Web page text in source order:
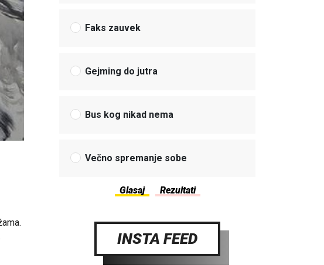
Faks zauvek
Gejming do jutra
Bus kog nikad nema
Večno spremanje sobe
INSTA FEED